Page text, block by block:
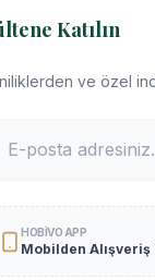
Katılın
ve özel
HOBIVO APP
Mobilden Alışveriş